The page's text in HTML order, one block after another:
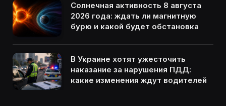
Солнечная активность 8 августа
2026 года: ждать ли магнитную
бурю и какой будет обстановка
В Украине хотят ужесточить
наказание за нарушения ПДД:
какие изменения ждут водителей